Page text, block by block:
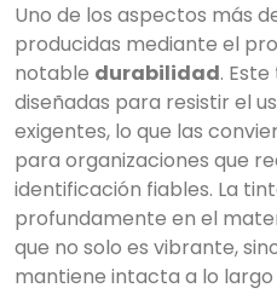
Uno de los aspectos más
producidas mediante el
notable durabilidad.
diseñadas para resistir el
exigentes, lo que las
para organizaciones que
identificación fiables. La
profundamente en el
que no solo es vibrante,
mantiene intacta a lo